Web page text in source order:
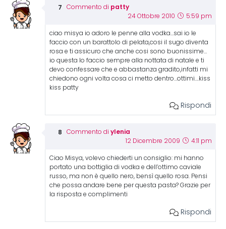
Commento di patty
24 Ottobre 2010 5:59 pm
ciao misya io adoro le penne alla vodka…sai io le
faccio con un barattolo di pelata,cosi il sugo diventa
rosa e ti assicuro che anche cosi sono buonissime…
io questa lo faccio sempre alla nottata di natale e ti
devo confessare che e abbastanza gradito,infatti mi
chiedono ogni volta cosa ci metto dentro…ottimi….kiss
kiss patty
Rispondi
Commento di ylenia
12 Dicembre 2009 4:11 pm
Ciao Misya, volevo chiederti un consiglio: mi hanno
portato una bottiglia di vodka e dell’ottimo caviale
russo, ma non è quello nero, bensì quello rosa. Pensi
che possa andare bene per questa pasta? Grazie per
la risposta e complimenti
Rispondi